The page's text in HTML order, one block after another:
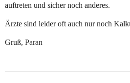
auftreten und sicher noch anderes.
Ärzte sind leider oft auch nur noch
Gruß, Paran